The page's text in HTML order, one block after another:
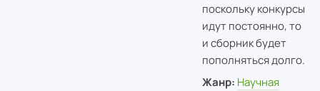
поскольку конкурсы
идут постоянно, то
и сборник будет
пополняться долго.
Жанр: Научная